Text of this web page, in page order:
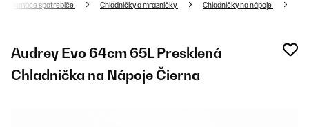
Domáce spotrebiče Chladničky a mrazničky Chladničky na nápoje
Audrey Evo 64cm 65L Presklená
Chladnička na Nápoje Čierna